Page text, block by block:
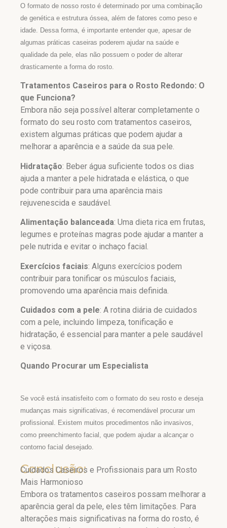
O formato de nosso rosto é determinado por uma combinação
de genética e estrutura óssea, além de fatores como peso e
idade. Dessa forma, é importante entender que, apesar de
algumas práticas caseiras poderem ajudar na saúde e
qualidade da pele, elas não possuem o poder de alterar
drasticamente a forma do rosto.
Tratamentos Caseiros para o Rosto Redondo: O
que Funciona?
Embora não seja possível alterar completamente o
formato do seu rosto com tratamentos caseiros,
existem algumas práticas que podem ajudar a
melhorar a aparência e a saúde da sua pele.
Hidratação: Beber água suficiente todos os dias
ajuda a manter a pele hidratada e elástica, o que
pode contribuir para uma aparência mais
rejuvenescida e saudável.
Alimentação balanceada: Uma dieta rica em frutas,
legumes e proteínas magras pode ajudar a manter a
pele nutrida e evitar o inchaço facial.
Exercícios faciais: Alguns exercícios podem
contribuir para tonificar os músculos faciais,
promovendo uma aparência mais definida.
Cuidados com a pele: A rotina diária de cuidados
com a pele, incluindo limpeza, tonificação e
hidratação, é essencial para manter a pele saudável
e viçosa.
Quando Procurar um Especialista
Se você está insatisfeito com o formato do seu rosto e deseja
mudanças mais significativas, é recomendável procurar um
profissional. Existem muitos procedimentos não invasivos,
como preenchimento facial, que podem ajudar a alcançar o
contorno facial desejado.
Conclusão:
Cuidados Caseiros e Profissionais para um Rosto
Mais Harmonioso
Embora os tratamentos caseiros possam melhorar a
aparência geral da pele, eles têm limitações. Para
alterações mais significativas na forma do rosto, é